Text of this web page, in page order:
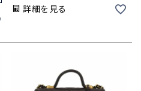
詳細を見る